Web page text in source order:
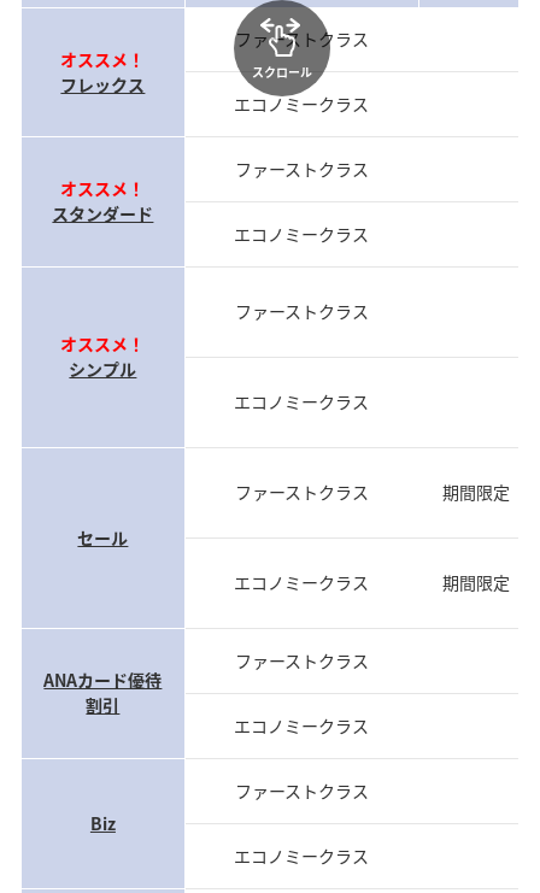
オススメ！
フレックス
ファーストクラス
エコノミークラス
オススメ！
スタンダード
ファーストクラス
エコノミークラス
オススメ！
シンプル
ファーストクラス
エコノミークラス
セール
ファーストクラス 期間限定（
エコノミークラス 期間限定（
ANAカード優待
割引
ファーストクラス
エコノミークラス
Biz
ファーストクラス
エコノミークラス
スクロール